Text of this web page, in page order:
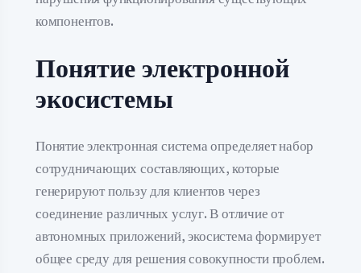
компонентов.
Понятие электронной
экосистемы
Понятие электронная система определяет набор
сотрудничающих составляющих, которые
генерируют пользу для клиентов через
соединение различных услуг. В отличие от
автономных приложений, экосистема формирует
общее среду для решения совокупности проблем.